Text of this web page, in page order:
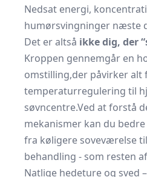
Nedsat energi,
humørsvingninger næste
Det er altså ikke dig, der
Kroppen gennemgår en
omstilling,der påvirker alt
temperaturregulering til
søvncentre.Ved at forstå
mekanismer kan du
fra køligere soveværelse
behandling - som resten
Natlige hedeture og sved